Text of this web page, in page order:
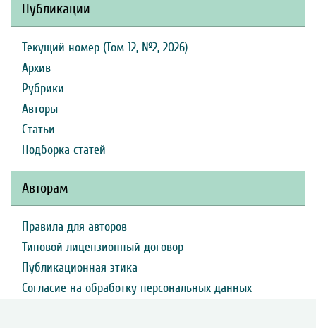
Публикации
Текущий номер (Том 12, №2, 2026)
Архив
Рубрики
Авторы
Статьи
Подборка статей
Авторам
Правила для авторов
Типовой лицензионный договор
Публикационная этика
Согласие на обработку персональных данных